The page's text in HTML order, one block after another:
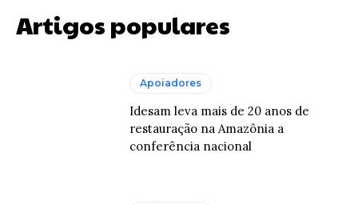
Artigos populares
Apoiadores
Idesam leva mais de 20 anos de
restauração na Amazônia a
conferência nacional